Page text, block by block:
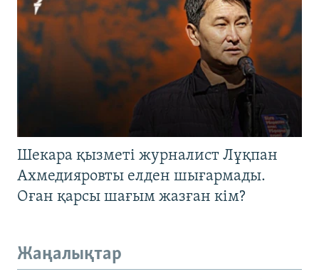
Шекара қызметі журналист Лұқпан
Ахмедияровты елден шығармады.
Оған қарсы шағым жазған кім?
Жаңалықтар